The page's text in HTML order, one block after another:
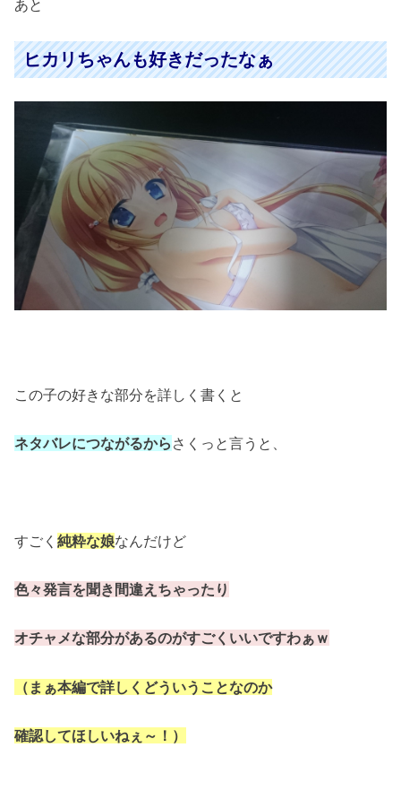
あと
ヒカリちゃんも好きだったなぁ
この子の好きな部分を詳しく書くと
ネタバレにつながるから さくっと言うと、
すごく純粋な娘なんだけど
色々発言を聞き間違えちゃったり
オチャメな部分があるのがすごくいいですわぁｗ
（まぁ本編で詳しくどういうことなのか
確認してほしいねぇ～！）